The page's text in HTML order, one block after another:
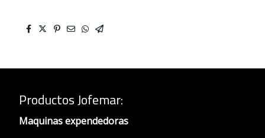
Productos Jofemar:
Maquinas expendedoras